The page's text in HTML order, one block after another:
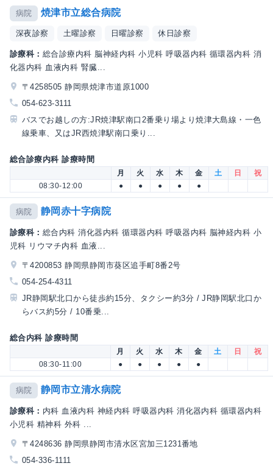
病院 焼津市立総合病院
深夜診察 土曜診察 日曜診察 休日診察
診療科： 総合診療内科 脳神経内科 小児科 呼吸器内科 循環器内科 消
化器内科 血液内科 腎臓...
〒4258505 静岡県焼津市道原1000
054-623-3111
バスでお越しの方:JR焼津駅南口2番乗り場より焼津大島線・一色
線乗車、又はJR西焼津駅南口乗り...
総合診療内科 診療時間
月 火 水 木 金 土 日
祝
08:30-12:00
● ● ● ● ●
病院 静岡赤十字病院
診療科： 総合内科 消化器内科 循環器内科 呼吸器内科 脳神経内科 小
児科 リウマチ内科 血液...
〒4200853 静岡県静岡市葵区追手町8番2号
054-254-4311
JR静岡駅北口から徒歩約15分、タクシー約3分 / JR静岡駅北口か
らバス約5分 / 10番乗...
総合内科 診療時間
月 火 水 木 金 土 日
祝
08:30-11:00
● ● ● ● ●
病院 静岡市立清水病院
診療科： 内科 血液内科 神経内科 呼吸器内科 消化器内科 循環器内科
小児科 精神科 外科 ...
〒4248636 静岡県静岡市清水区宮加三1231番地
054-336-1111